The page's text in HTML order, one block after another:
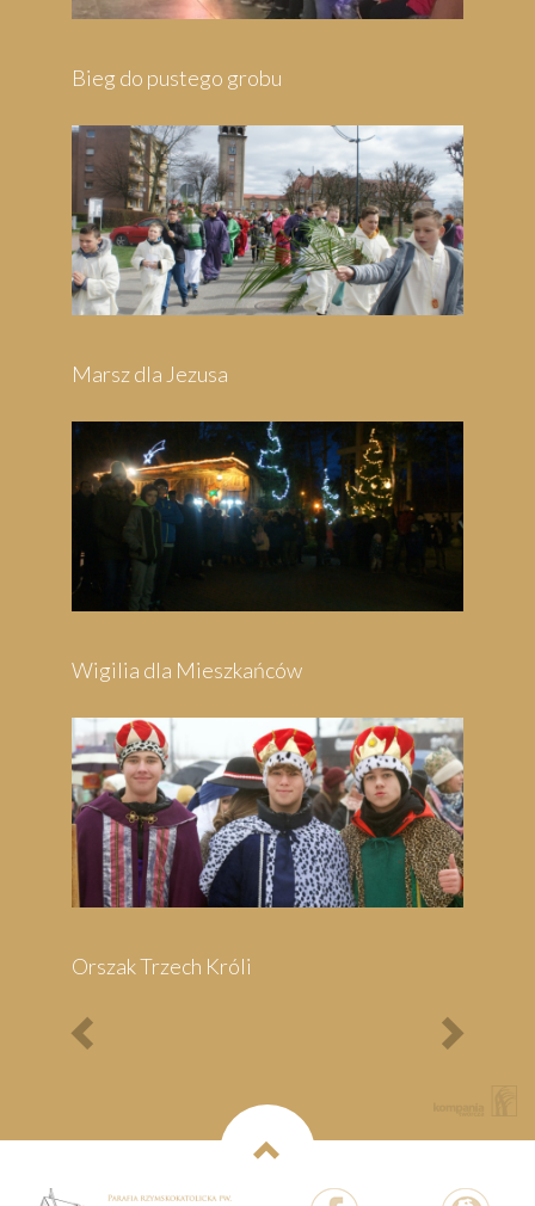
Pielgrzymka do Wejherowa
Pielgrzymka do Swarzewa
Festyn Parafialny
Bieg Papieski
XXII Pielgrzymi
Maraton Nordic Walking
- Rajd Rowerowy o
Memoriał Jana Pawła II